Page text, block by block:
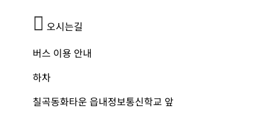
오시는길
버스 이용 안내
하차
칠곡동화타운 읍내정보통신학교 앞